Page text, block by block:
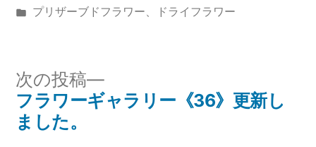
稿
カ
ー:
プリザーブドフラワー、ドライフラワー
投
次の投稿
次
の
フラワーギャラリー《36》更新し
ました。